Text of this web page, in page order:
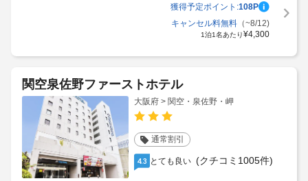
獲得予定ポイント:108P
キャンセル料無料（~8/12)
1泊1名あたり¥4,300
関空泉佐野ファーストホテル
大阪府 > 関空・泉佐野・岬
通常割引
4.3 とても良い (クチコミ1005件)